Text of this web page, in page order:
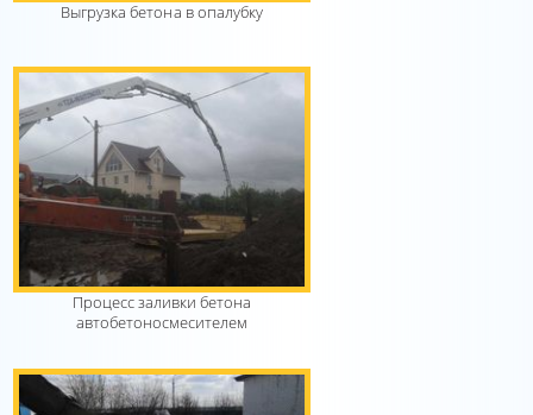
Выгрузка бетона в опалубку
Процесс заливки бетона
автобетоносмесителем